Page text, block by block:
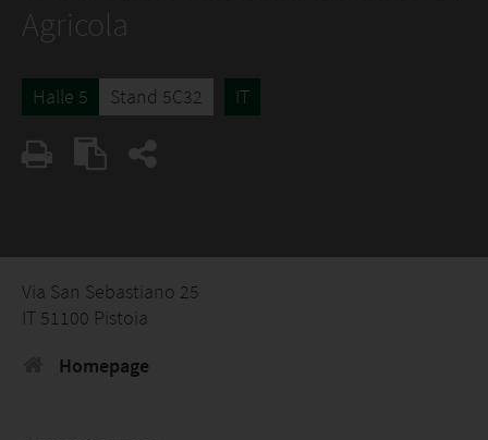
Agricola
Halle 5 Stand 5C32 IT
Via San Sebastiano 25
IT 51100 Pistoia
Homepage